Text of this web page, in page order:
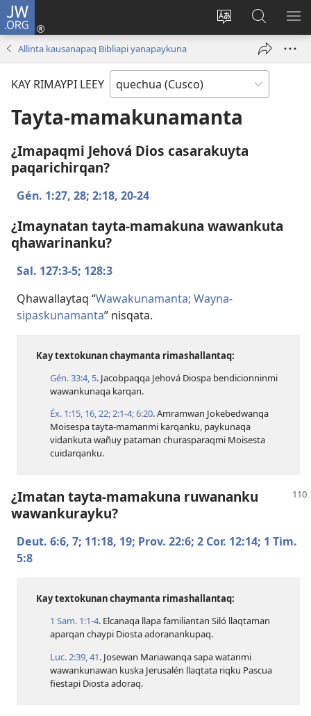
JW.ORG
Direccionpi
Sutiykiwan
jaykuy
nueva
JW.ORG
nisqapi
maskhay
Allinta kausanapaq Bibliapi yanapaykuna
KAY RIMAYPI LEEY
Tayta-mamakunamanta
¿Imapaqmi Jehová Dios casarakuyta
paqarichirqan?
Gén. 1:​27, 28; 2:​18, 20-24
¿Imaynatan tayta-mamakuna wawankuta
qhawarinanku?
Sal. 127:​3-5; 128:3
Qhawallaytaq “Wawakunamanta; Wayna-
sipaskunamanta” nisqata.
Kay textokunan chaymanta rimashallantaq:
Gén. 33:​4, 5. Jacobpaqqa Jehová Diospa bendicionninmi
wawankunaqa karqan.
Éx. 1:​15, 16,22;2:​1-4;6:20. Amramwan Jokebedwanqa
Moisespa tayta-mamanmi karqanku, paykunaqa
vidankuta wañuy pataman churasparaqmi Moisesta
cuidarqanku.
¿Imatan tayta-mamakuna ruwananku
wawankurayku?
Deut. 6:​6, 7; 11:​18, 19; Prov. 22:6; 2 Cor. 12:14; 1 Tim.
5:8
Kay textokunan chaymanta rimashallantaq:
1 Sam. 1:​1-4. Elcanaqa llapa familiantan Siló llaqtaman
aparqan chaypi Diosta adoranankupaq.
Luc. 2:​39,41. Josewan Mariawanqa sapa watanmi
wawankunawan kuska Jerusalén llaqtata riqku Pascua
fiestapi Diosta adoraq.